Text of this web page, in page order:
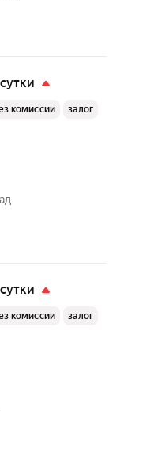
комиссии залог
комиссии залог